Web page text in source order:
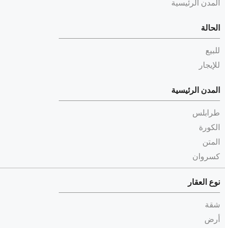
المدن الرئيسية
الحالة
للبيع
للإيجار
المدن الرئيسية
طرابلس
الكورة
المتن
كسروان
نوع العقار
شقة
أرض